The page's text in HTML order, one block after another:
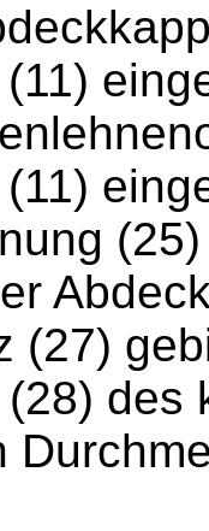
(27)
des